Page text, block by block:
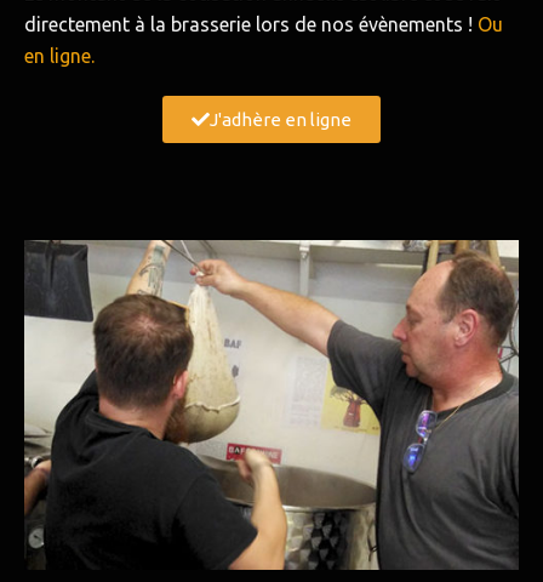
directement à la brasserie lors de nos évènements ! Ou
en ligne.
J'adhère en ligne